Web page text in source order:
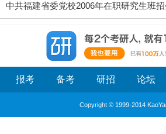
中共福建省委党校2006年在职研究生班
报考 备考 研招 论坛
Copyright © 1999-2014